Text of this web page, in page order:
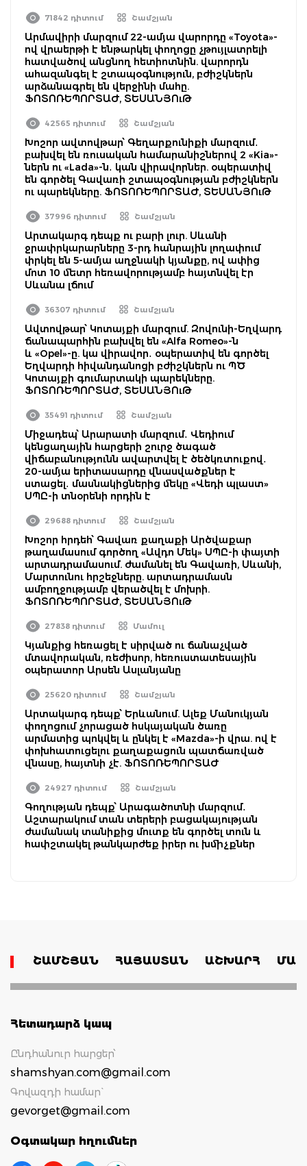
71842 դիտում Շամշյան
Արմավիրի մարզում 22-ամյա վարորդը «Toyota»-
ով վրաերթի է ենթարկել փողոցը չթույլատրելի
հատվածով անցնող հետիոտնին. վարորդն
ահազանգել է շտապօգնություն, բժիշկներն
արձանագրել են վերջինի մահը.
ՖՈՏՈՌԵՊՈՐՏԱԺ, ՏԵՍԱՆՅՈւԹ
42565 դիտում Շամշյան
Խոշոր ավտովթար՝ Գեղարքունիքի մարզում․
բախվել են ռուսական համարանիշներով 2 «Kia»-
ներն ու «Lada»-ն․ կան վիրավորներ. օպերատիվ
են գործել Գավառի շտապօգնության բժիշկներն
ու պարեկները. ՖՈՏՈՌԵՊՈՐՏԱԺ, ՏԵՍԱՆՅՈւԹ
37996 դիտում Շամշյան
Արտակարգ դեպք ու բարի լուր. Սևանի
ջրափրկարարները 3-րդ հանրային լողափում
փրկել են 5-ամյա աղջնակի կյանքը, ով ափից
մոտ 10 մետր հեռավորությամբ հայտնվել էր
Սևանա լճում
36307 դիտում Շամշյան
Ավտովթար՝ Կոտայքի մարզում. Զովունի-Եղվարդ
ճանապարհին բախվել են «Alfa Romeo»-ն
և «Opel»-ը. կա վիրավոր․ օպերատիվ են գործել
Եղվարդի հիվանդանոցի բժիշկներն ու ՊԾ
Կոտայքի գումարտակի պարեկները.
ՖՈՏՈՌԵՊՈՐՏԱԺ, ՏԵՍԱՆՅՈւԹ
35491 դիտում Շամշյան
Միջադեպ՝ Արարատի մարզում․ Վեդիում
կենցաղային հարցերի շուրջ ծագած
վիճաբանությունն ավարտվել է ծեծկռտուքով․
20-ամյա երիտասարդը վնասվածքներ է
ստացել․ մասնակիցներից մեկը «Վեդի պլաստ»
ՍՊԸ-ի տնօրենի որդին է
29688 դիտում Շամշյան
Խոշոր հրդեհ՝ Գավառ քաղաքի Արծվաքար
թաղամասում գործող «Ավդո Մեկ» ՍՊԸ-ի փայտի
արտադրամասում. ժամանել են Գավառի, Սևանի,
Մարտունու հրշեջները. արտադրամասն
ամբողջությամբ վերածվել է մոխրի.
ՖՈՏՈՌԵՊՈՐՏԱԺ, ՏԵՍԱՆՅՈւԹ
27838 դիտում Մամուլ
Կյանքից հեռացել է սիրված ու ճանաչված
մտավորական, ռեժիսոր, հեռուստատեսային
օպերատոր Արսեն Ասլանյանը
25620 դիտում Շամշյան
Արտակարգ դեպք՝ Երևանում. Ալեք Մանուկյան
փողոցում չորացած հսկայական ծառը
արմատից պոկվել և ընկել է «Mazda»-ի վրա. ով է
փոխհատուցելու քաղաքացուն պատճառված
վնասը, հայտնի չէ. ՖՈՏՈՌԵՊՈՐՏԱԺ
24927 դիտում Շամշյան
Գողության դեպք՝ Արագածոտնի մարզում․
Աշտարակում տան տերերի բացակայության
ժամանակ տանիքից մուտք են գործել տուն և
հափշտակել թանկարժեք իրեր ու խմիչքներ
ՇԱՄՇՅԱՆ ՀԱՅԱՍՏԱՆ ԱՇԽԱՐՀ
Հետադարձ կապ
Ընդհանուր հարցեր՝
shamshyan.com@gmail.com
Գովազդի համար`
gevorget@gmail.com
Օգտակար հղումներ